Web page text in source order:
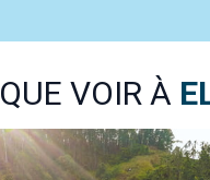
QUE VOIR À